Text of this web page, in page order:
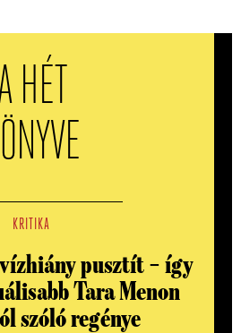
HÉT
KRITIKA
pusztít – így
Tara Menon
szóló regénye